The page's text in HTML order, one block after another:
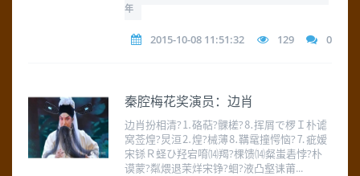
年
2015-10-08 11:51:32 129 0
秦腔梅花奖演员：边肖
边肖扮相清?⒈硌萜?髁槎?⒏挥屑で椤Ｉ朴谑
窝莶煌?炅洹⒉煌?械薄⒏鞲鼋撞愕恼?⒎疵嫒
宋铩Ｒ蛏ひ羟宕唷⒁羯?棵馈⒁粲蚩砉悖?朴
谟蒙?粼煨退茉烊宋铮?蛔?液凸壑诔莆...